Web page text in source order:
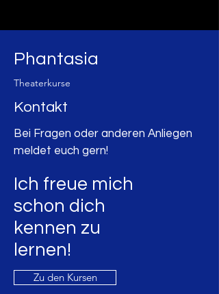
Phantasia
Theaterkurse
Kontakt
Bei Fragen oder anderen Anliegen
meldet euch gern!
Ich freue mich
schon dich
kennen zu
lernen!
Zu den Kursen